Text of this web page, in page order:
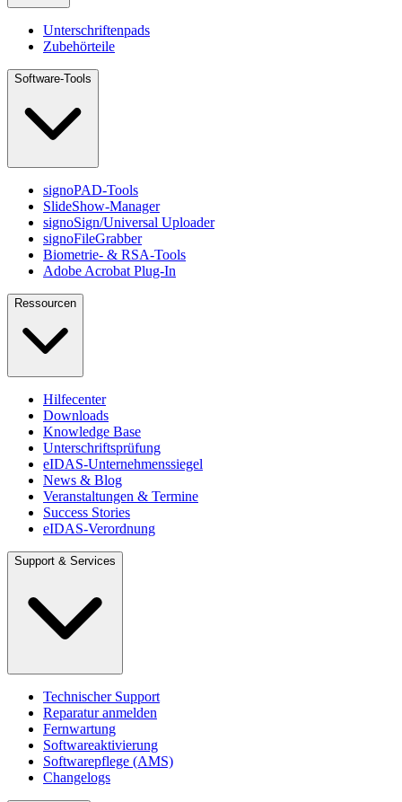
Unterschriftenpads
Zubehörteile
Software-Tools
signoPAD-Tools
SlideShow-Manager
signoSign/Universal Uploader
signoFileGrabber
Biometrie- & RSA-Tools
Adobe Acrobat Plug-In
Ressourcen
Hilfecenter
Downloads
Knowledge Base
Unterschriftsprüfung
eIDAS-Unternehmenssiegel
News & Blog
Veranstaltungen & Termine
Success Stories
eIDAS-Verordnung
Support & Services
Technischer Support
Reparatur anmelden
Fernwartung
Softwareaktivierung
Softwarepflege (AMS)
Changelogs